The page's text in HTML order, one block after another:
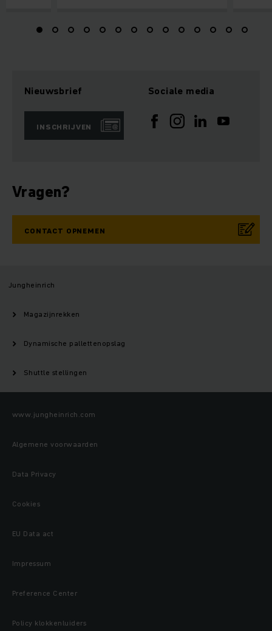
Nieuwsbrief
INSCHRIJVEN
Sociale media
Vragen?
CONTACT OPNEMEN
Jungheinrich
Magazijnrekken
Dynamische pallettenopslag
Shuttle stellingen
www.jungheinrich.com
Algemene voorwaarden
Data Privacy
Cookies
EU Data act
Impressum
Preference Center
Policy klokkenluiders